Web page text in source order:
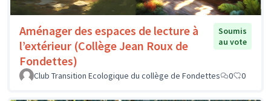
Aménager des espaces de lecture à
l’extérieur (Collège Jean Roux de
Fondettes)
Soumis
au vote
Club Transition Ecologique du collège de Fondettes 0 0